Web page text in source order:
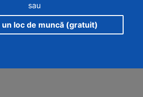
sau
un loc de muncă (gratuit)